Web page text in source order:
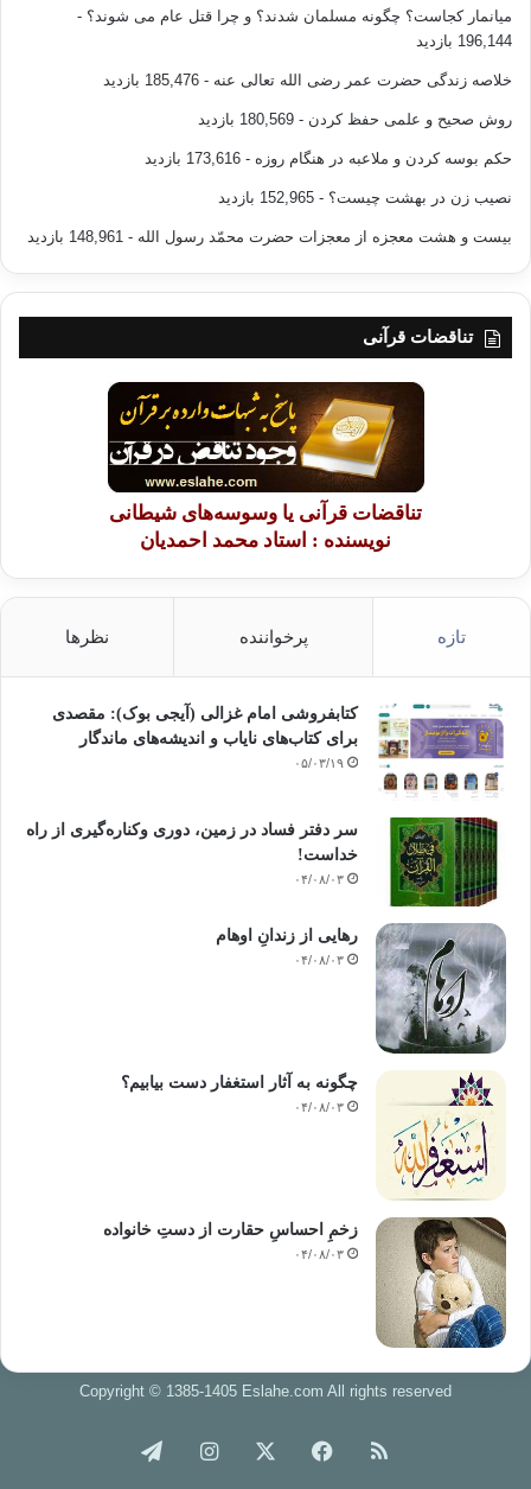
میانمار کجاست؟ چگونه مسلمان شدند؟ و چرا قتل عام می شوند؟ -
196,144 بازدید
خلاصه زندگی حضرت عمر رضی الله تعالی عنه - 185,476 بازدید
روش صحیح و علمی حفظ کردن - 180,569 بازدید
حکم بوسه کردن و ملاعبه در هنگام روزه - 173,616 بازدید
نصیب زن در بهشت چیست؟ - 152,965 بازدید
بیست و هشت معجزه از معجزات حضرت محمّد رسول الله - 148,961 بازدید
تناقضات قرآنی
تناقضات قرآنی یا وسوسه‌های شیطانی
نویسنده : استاد محمد احمدیان
تازه پرخواننده نظرها
کتابفروشی امام غزالی (آیجی بوک): مقصدی
برای کتاب‌های نایاب و اندیشه‌های ماندگار
۰۵/۰۳/۱۹
سر دفتر فساد در زمین‌، دوری وکناره‌گیری از راه
خداست‌!
۰۴/۰۸/۰۳
رهایی از زندانِ اوهام
۰۴/۰۸/۰۳
چگونه به آثار استغفار دست بیابیم؟
۰۴/۰۸/۰۳
زخمِ احساسِ حقارت از دستِ خانواده
۰۴/۰۸/۰۳
Copyright © 1385-1405 Eslahe.com All rights reserved
خوراک فیس اینستاگرام